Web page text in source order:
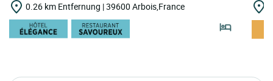
0.26 km Entfernung | 39600 Arbois,France